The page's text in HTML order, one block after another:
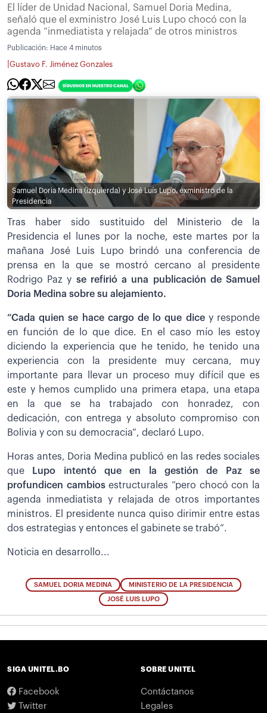
El líder de Unidad Nacional, Samuel Doria Medina,
señaló que el exministro José Luis Lupo chocó con la
agenda “inmediatista y relajada” de otros ministros
Publicación: Hace 4 minutos
Gustavo F. Jiménez Gonzales
Samuel Doria Medina (izquierda) y José Luís Lupo, exministro de la
Presidencia
Tras haber sido sustituido del Ministerio de la
Presidencia el lunes por la noche, este martes por la
mañana José Luis Lupo brindó una conferencia de
prensa en la que se mostró cercano al presidente
Rodrigo Paz y se refirió a una publicación de Samuel
Doria Medina sobre su alejamiento.
“Cada quien se hace cargo de lo que dice y responde
en función de lo que dice. En el caso mío les estoy
diciendo la experiencia que he tenido, he tenido una
experiencia con la presidente muy cercana, muy
importante para llevar un proceso muy difícil que es
este y hemos cumplido una primera etapa, una etapa
en la que se ha trabajado con honradez, con
dedicación, con entrega y absoluto compromiso con
Bolivia y con su democracia”, declaró Lupo.
Horas antes, Doria Medina publicó en las redes sociales
que
Lupo intentó que en la gestión de Paz se
profundicen cambiosestructurales “pero chocó con la
agenda inmediatista y relajada de otros importantes
ministros. El presidente nunca quiso dirimir entre estas
dos estrategias y entonces el gabinete se trabó”.
Noticia en desarrollo...
SAMUEL DORIA MEDINA MINISTERIO DE LA PRESIDENCIA
JOSÉ LUIS LUPO
SIGA UNITEL.BO
Facebook
Twitter
SOBRE UNITEL
Contáctanos
Legales